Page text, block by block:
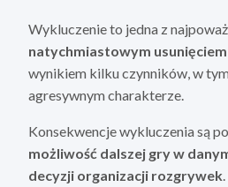
Wykluczenie to jedna z
natychmiastowym usunięciem
wynikiem kilku czynników, w
agresywnym charakterze.
Konsekwencje wykluczenia są
możliwość dalszej gry w
decyzji organizacji rozgrywek